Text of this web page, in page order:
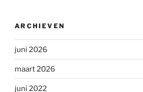
ARCHIEVEN
juni 2026
maart 2026
juni 2022